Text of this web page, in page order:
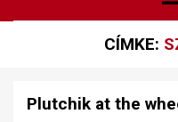
CÍMKE:
Plutchik at the